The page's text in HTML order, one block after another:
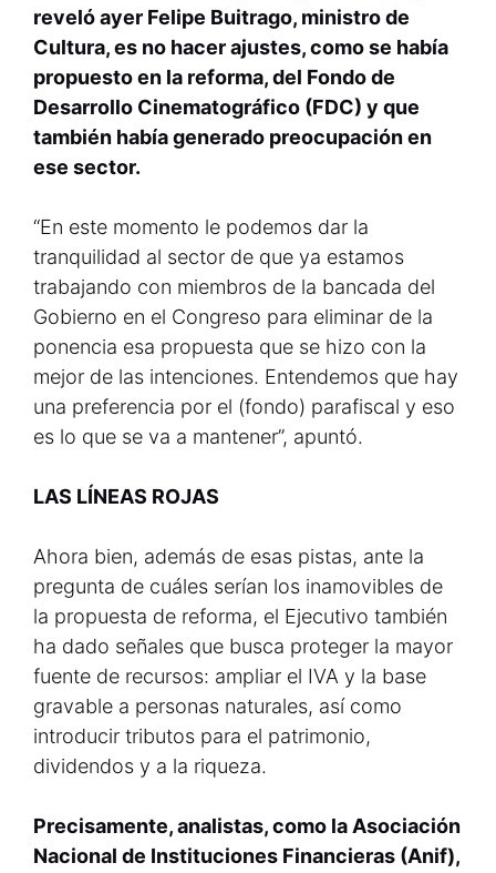
reveló ayer Felipe Buitrago, ministro de
Cultura, es no hacer ajustes, como se había
propuesto en la reforma, del Fondo de
Desarrollo Cinematográfico (FDC) y que
también había generado preocupación en
ese sector.
“En este momento le podemos dar la
tranquilidad al sector de que ya estamos
trabajando con miembros de la bancada del
Gobierno en el Congreso para eliminar de la
ponencia esa propuesta que se hizo con la
mejor de las intenciones. Entendemos que hay
una preferencia por el (fondo) parafiscal y eso
es lo que se va a mantener”, apuntó.
LAS LÍNEAS ROJAS
Ahora bien, además de esas pistas, ante la
pregunta de cuáles serían los inamovibles de
la propuesta de reforma, el Ejecutivo también
ha dado señales que busca proteger la mayor
fuente de recursos: ampliar el IVA y la base
gravable a personas naturales, así como
introducir tributos para el patrimonio,
dividendos y a la riqueza.
Precisamente, analistas, como la Asociación
Nacional de Instituciones Financieras (Anif),